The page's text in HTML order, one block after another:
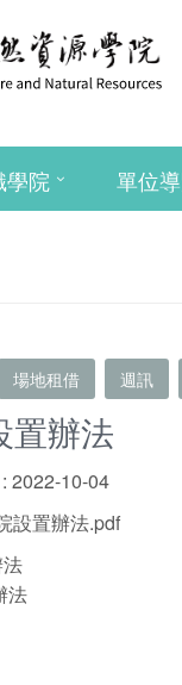
學院 單位
場地租借 週訊
置辦法
2022-10-04
設置辦法.pdf
法